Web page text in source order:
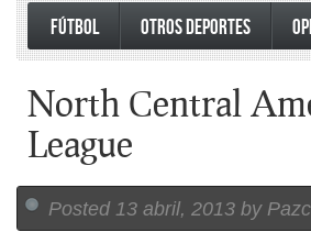
FÚTBOL OTROS DEPORTES
North Central
League
Posted 13 abril, 2013 by